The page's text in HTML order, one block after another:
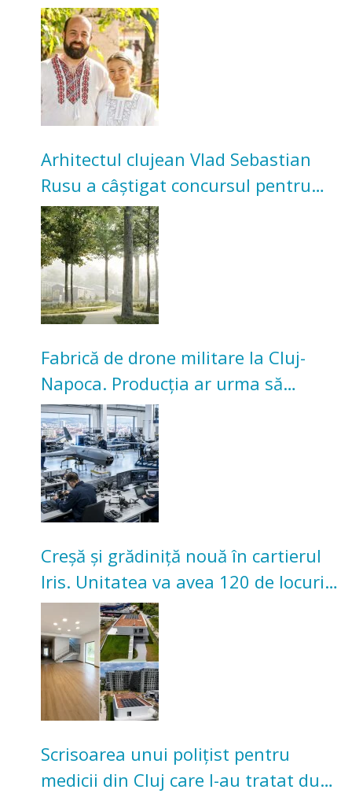
Acum cultivă legume în grădina
bunicilor
Arhitectul clujean Vlad Sebastian
Rusu a câștigat concursul pentru
transformarea Grădinii Casei
Universitarilor
Fabrică de drone militare la Cluj-
Napoca. Producția ar urma să
înceapă în toamna acestui an
Creșă și grădiniță nouă în cartierul
Iris. Unitatea va avea 120 de locuri
pentru copii
Scrisoarea unui polițist pentru
medicii din Cluj care l-au tratat după